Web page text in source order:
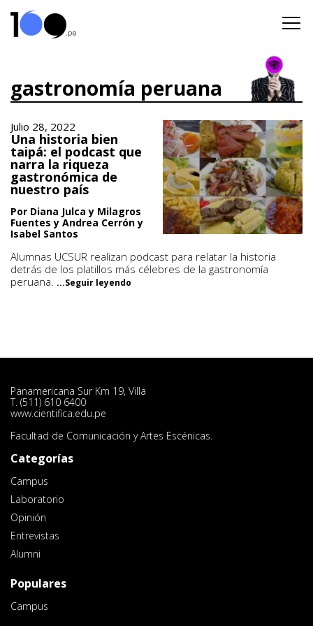
gastronomía peruana
Julio 28, 2022
Una historia bien
taipá: el podcast que
narra la riqueza
gastronómica de
nuestro país
Por Diana Julca y Milagros
Fuentes y Andrea Cerrón y
Isabel Santos
Alumnas UCSUR realizan podcast para relatar la historia
detrás de los platillos más célebres de la gastronomía
peruana. ...Seguir leyendo
Panamericana Sur Km 19, Villa
T. (511) 610 6400
www.cientifica.edu.pe
Facultad de Comunicación y Artes Escénicas.
Categorías
Campus
Laboratorio
Opinión
Entrevistas
Alumni
Populares
Campus